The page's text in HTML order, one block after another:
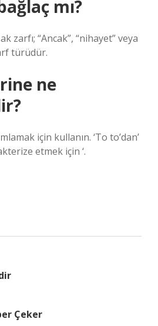
mı?
zarfı; “Ancak”, “nihayet” veya
türüdür.
ne
için kullanın. ‘To to’dan’
etmek için ‘.
Çeker